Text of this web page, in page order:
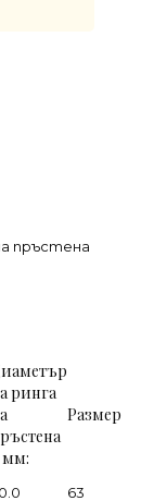
пръстена
ринга
мм:
Размер
63